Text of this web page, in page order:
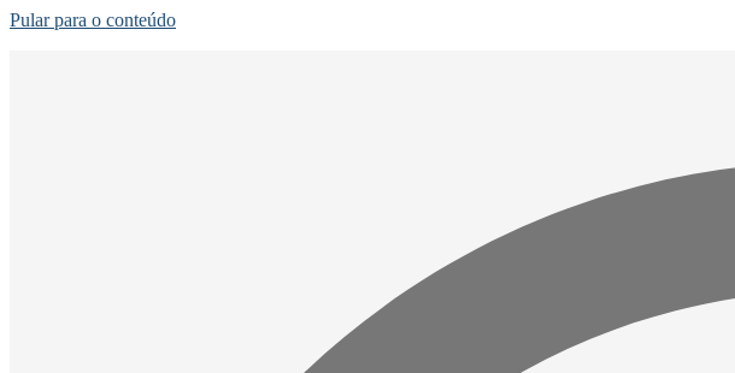
Pular para o conteúdo